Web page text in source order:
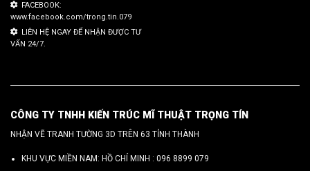
FACEBOOK:
www.facebook.com/trong.tin.079
LIÊN HỆ NGAY ĐỂ NHẬN ĐƯỢC TƯ
VẤN 24/7.
CÔNG TY TNHH KIẾN TRÚC MĨ THUẬT TRỌNG TÍN
NHẬN VẼ TRANH TƯỜNG 3D TRÊN 63 TỈNH THÀNH
KHU VỰC MIỀN NAM: HỒ CHÍ MINH : 096 8899 079